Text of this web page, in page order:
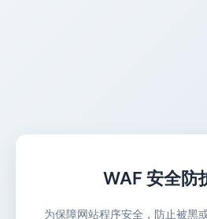
WAF 安全防
为保障网站程序安全，防止被黑